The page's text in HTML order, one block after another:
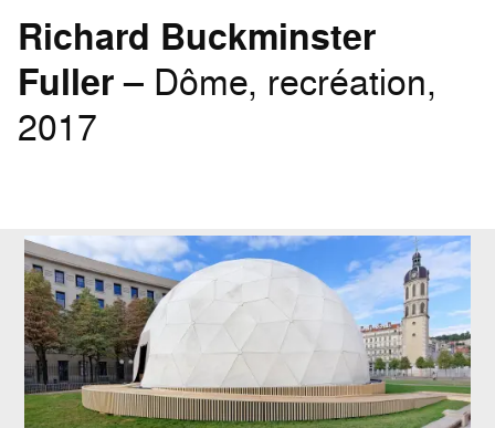
Richard Buckminster
Fuller– Dôme, recréation,
2017